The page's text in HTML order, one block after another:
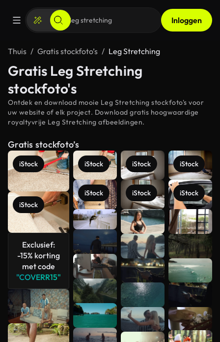
Inloggen
Thuis Gratis stockfoto’s Leg Stretching
Gratis Leg Stretching
stockfoto's
Ontdek en download mooie Leg Stretching stockfoto's voor
uw website of elk project. Download gratis hoogwaardige
royaltyvrije Leg Stretching afbeeldingen.
Gratis stockfoto’s
iStock
iStock
Exclusief:
-15% korting
met code
"COVERR15"
iStock
iStock
iStock
iStock
iStock
iStock
Meer
bekijken